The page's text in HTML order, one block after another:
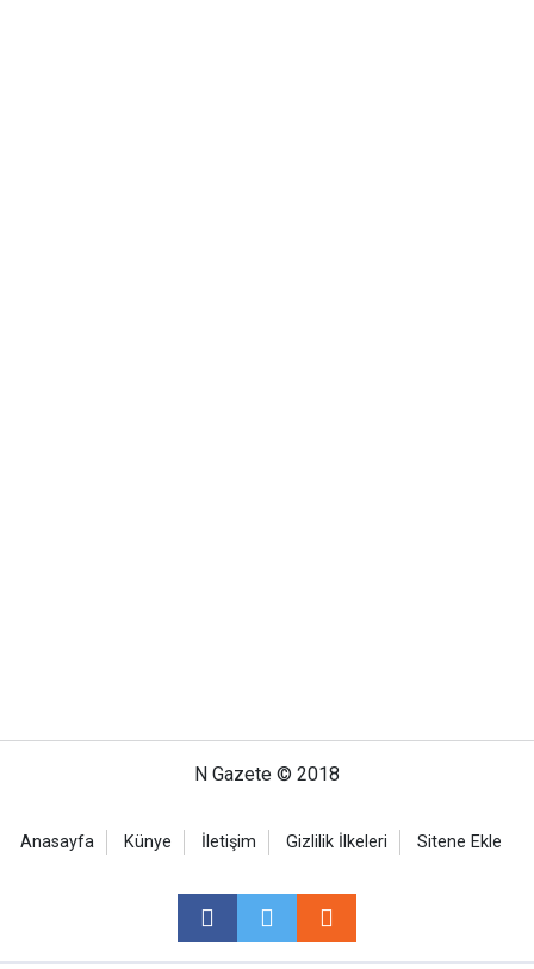
N Gazete © 2018
Anasayfa Künye İletişim Gizlilik İlkeleri Sitene Ekle